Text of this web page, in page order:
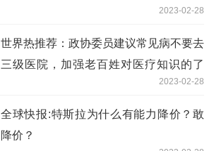
2023-02-28
世界热推荐：政协委员建议常见病不要去
三级医院，加强老百姓对医疗知识的了
2023-02-28
全球快报:特斯拉为什么有能力降价？敢
降价？